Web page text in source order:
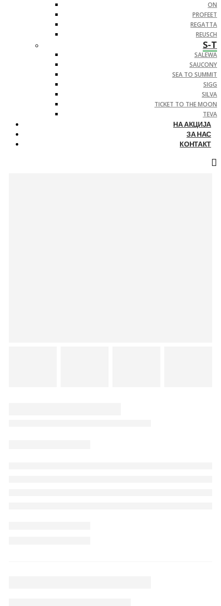
ON
PROFEET
REGATTA
REUSCH
S-T
SALEWA
SAUCONY
SEA TO SUMMIT
SIGG
SILVA
TICKET TO THE MOON
TEVA
НА АКЦИЈА
ЗА НАС
КОНТАКТ